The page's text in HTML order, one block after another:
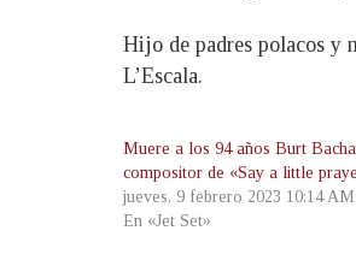
Hijo de padres polacos y
L’Escala.
Muere a los 94 años Burt
compositor de «Say a little
jueves, 9 febrero 2023 10:14 AM
En «Jet Set»